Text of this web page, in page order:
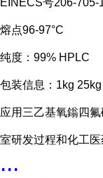
EINECS号206-705-
熔点96-97°C
纯度：99% HPLC
包装信息：1kg 25kg
应用三乙基氧鎓四
室研发过程和化工医
...